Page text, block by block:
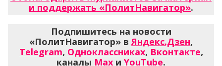
и поддержать «ПолитНавигатор».
Подпишитесь на новости
«ПолитНавигатор» вЯндекс.Дзен,
Telegram, Одноклассниках, Вконтакте,
каналы Max и YouTube.